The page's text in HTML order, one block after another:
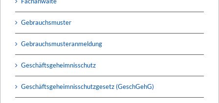
Gebrauchsmuster
Gebrauchsmusteranmeldung
Geschäftsgeheimnisschutz
Geschäftsgeheimnisschutzgesetz (GeschGehG)